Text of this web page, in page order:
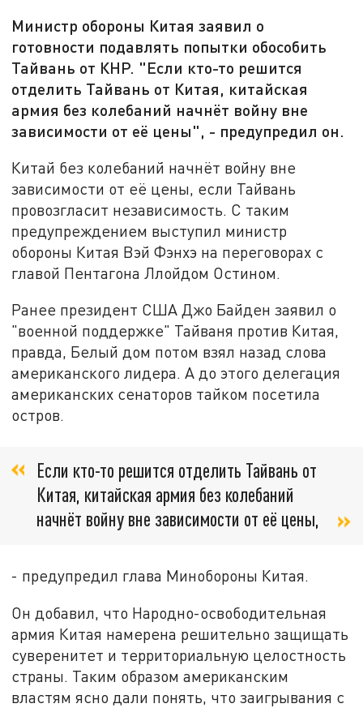
Министр обороны Китая заявил о
готовности подавлять попытки обособить
Тайвань от КНР. "Если кто-то решится
отделить Тайвань от Китая, китайская
армия без колебаний начнёт войну вне
зависимости от её цены", - предупредил он.
Китай без колебаний начнёт войну вне
зависимости от её цены, если Тайвань
провозгласит независимость. С таким
предупреждением выступил министр
обороны Китая Вэй Фэнхэ на переговорах с
главой Пентагона Ллойдом Остином.
Ранее президент США Джо Байден заявил о
"военной поддержке" Тайваня против Китая,
правда, Белый дом потом взял назад слова
американского лидера. А до этого делегация
американских сенаторов тайком посетила
остров.
Если кто-то решится отделить Тайвань от
Китая, китайская армия без колебаний
начнёт войну вне зависимости от её цены,
- предупредил глава Минобороны Китая.
Он добавил, что Народно-освободительная
армия Китая намерена решительно защищать
суверенитет и территориальную целостность
страны. Таким образом американским
властям ясно дали понять, что заигрывания с